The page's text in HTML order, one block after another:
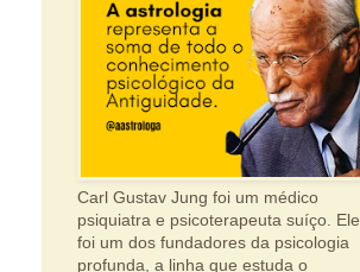
Carl Gustav Jung foi um médico
psiquiatra e psicoterapeuta suíço. Ele
foi um dos fundadores da psicologia
profunda, a linha que estuda o